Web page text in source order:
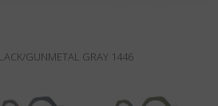
GUNMETAL GRAY 1446